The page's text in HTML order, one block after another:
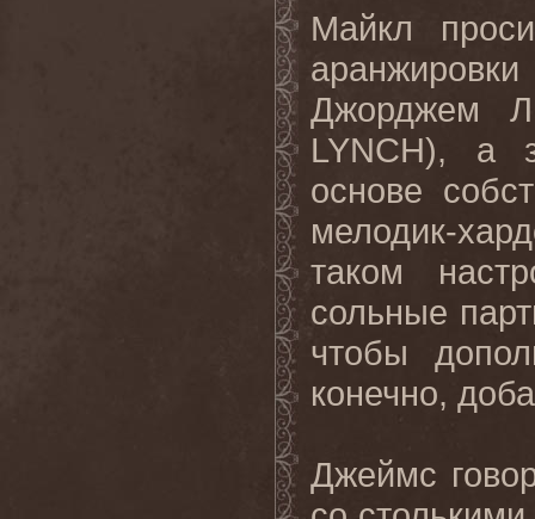
Майкл
Джорджем
LYNCH), а
основе
мелодик-
таком
сольные
чтобы
конечно,
Джеймс